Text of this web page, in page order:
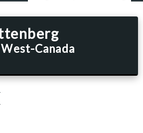
Canada